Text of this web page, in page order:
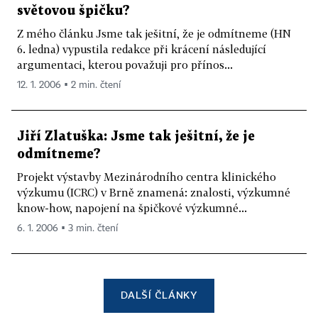
světovou špičku?
Z mého článku Jsme tak ješitní, že je odmítneme (HN
6. ledna) vypustila redakce při krácení následující
argumentaci, kterou považuji pro přínos...
12. 1. 2006 ▪ 2 min. čtení
Jiří Zlatuška: Jsme tak ješitní, že je
odmítneme?
Projekt výstavby Mezinárodního centra klinického
výzkumu (ICRC) v Brně znamená: znalosti, výzkumné
know-how, napojení na špičkové výzkumné...
6. 1. 2006 ▪ 3 min. čtení
DALŠÍ ČLÁNKY